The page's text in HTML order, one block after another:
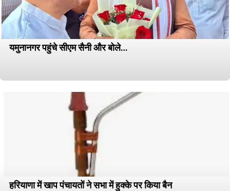
यमुनानगर पहुंचे सीएम सैनी और बोले…
हरियाणा में खाप पंचायतों ने सभा में हुक्के पर किया बैन